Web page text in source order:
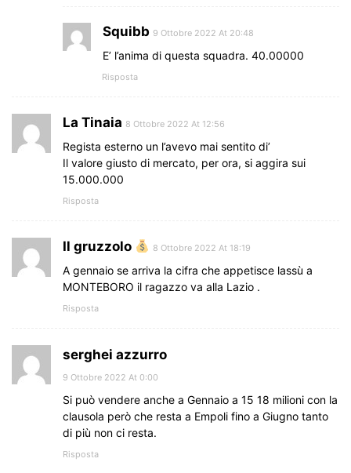
Squibb 9 Ottobre 2022 At 20:48
E’ l’anima di questa squadra. 40.00000
Risposta
La Tinaia 8 Ottobre 2022 At 12:56
Regista esterno un l’avevo mai sentito di’
Il valore giusto di mercato, per ora, si aggira sui
15.000.000
Risposta
Il gruzzolo 8 Ottobre 2022 At 18:19
A gennaio se arriva la cifra che appetisce lassù a
MONTEBORO il ragazzo va alla Lazio .
Risposta
serghei azzurro
9 Ottobre 2022 At 0:00
Si può vendere anche a Gennaio a 15 18 milioni con la
clausola però che resta a Empoli fino a Giugno tanto
di più non ci resta.
Risposta